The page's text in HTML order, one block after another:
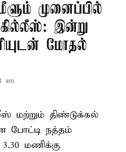
மீளும் முனைப்பில்
இன்று
மோதல்
am
மற்றும் திண்டுக்கல்
போட்டி நத்தம்
மணிக்கு